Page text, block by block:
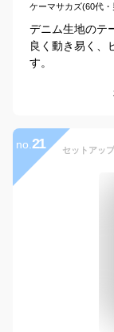
ケーマサカズ(60代・
デニム生地のテ
良く動き易く、
す。
no. 21